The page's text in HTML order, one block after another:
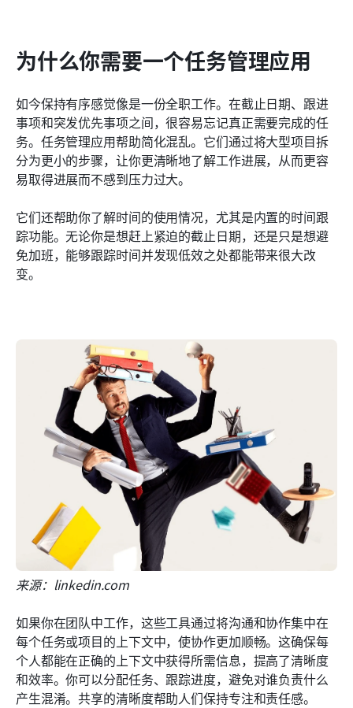
为什么你需要一个任务管理应用
如今保持有序感觉像是一份全职工作。在截止日期、跟进
事项和突发优先事项之间，很容易忘记真正需要完成的任
务。任务管理应用帮助简化混乱。它们通过将大型项目拆
分为更小的步骤，让你更清晰地了解工作进展，从而更容
易取得进展而不感到压力过大。
它们还帮助你了解时间的使用情况，尤其是内置的时间跟
踪功能。无论你是想赶上紧迫的截止日期，还是只是想避
免加班，能够跟踪时间并发现低效之处都能带来很大改
变。
来源：linkedin.com
如果你在团队中工作，这些工具通过将沟通和协作集中在
每个任务或项目的上下文中，使协作更加顺畅。这确保每
个人都能在正确的上下文中获得所需信息，提高了清晰度
和效率。你可以分配任务、跟踪进度，避免对谁负责什么
产生混淆。共享的清晰度帮助人们保持专注和责任感。